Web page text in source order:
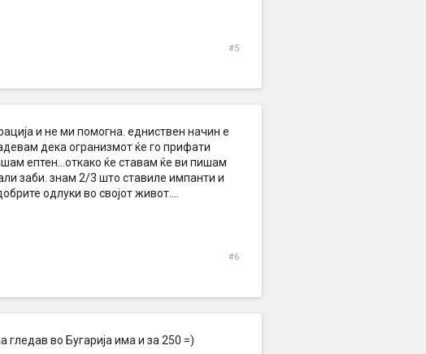
#5
и не ми помогна. едниствен начин е
дека огранизмот ќе го прифати
ептен...откако ќе ставам ќе ви пишам
заби. знам 2/3 што ставиле импанти и
одлуки во својот живот....
#6
гледав во Бугарија има и за 250 =)